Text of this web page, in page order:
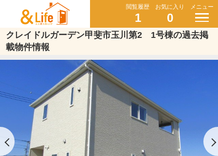
閲覧履歴
1
お気に入り
0
メニュー
クレイドルガーデン甲斐市玉川第2 1号棟の過去掲
載物件情報